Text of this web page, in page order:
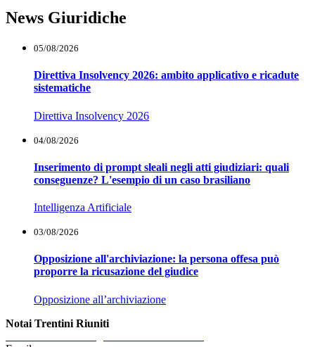
News Giuridiche
05/08/2026
Direttiva Insolvency 2026: ambito applicativo e ricadute
sistematiche
Direttiva Insolvency 2026
04/08/2026
Inserimento di prompt sleali negli atti giudiziari: quali
conseguenze? L'esempio di un caso brasiliano
Intelligenza Artificiale
03/08/2026
Opposizione all'archiviazione: la persona offesa può
proporre la ricusazione del giudice
Opposizione all’archiviazione
Notai Trentini Riuniti